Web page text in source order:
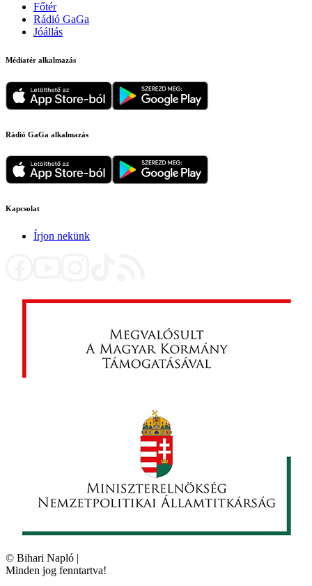
Főtér
Rádió GaGa
Jóállás
Médiatér alkalmazás
Rádió GaGa alkalmazás
Kapcsolat
Írjon nekünk
© Bihari Napló |
Minden jog fenntartva!